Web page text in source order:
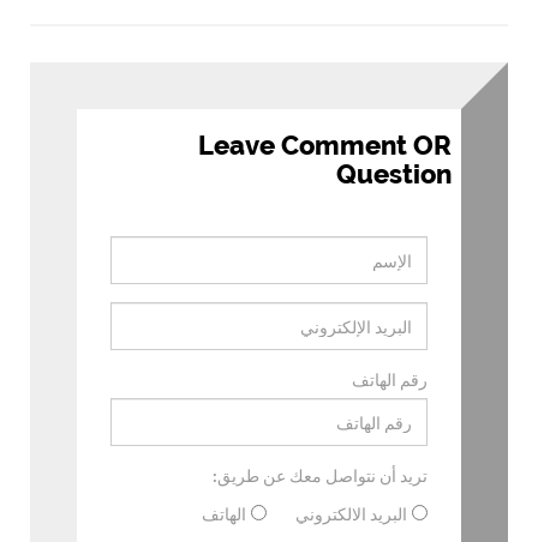
Leave Comment OR
Question
رقم الهاتف
تريد أن نتواصل معك عن طريق:
البريد الالكتروني
الهاتف